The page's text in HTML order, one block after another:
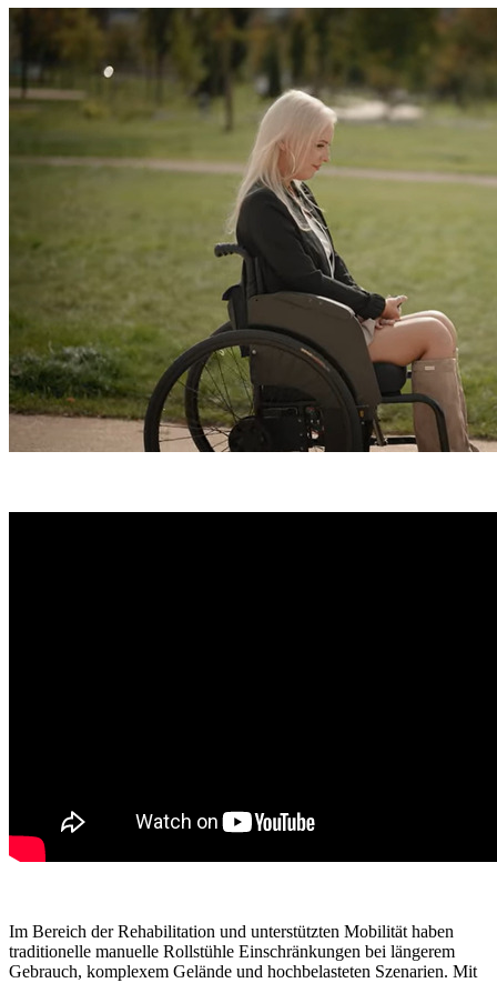
Im Bereich der Rehabilitation und unterstützten Mobilität haben
traditionelle manuelle Rollstühle Einschränkungen bei längerem
Gebrauch, komplexem Gelände und hochbelasteten Szenarien. Mit